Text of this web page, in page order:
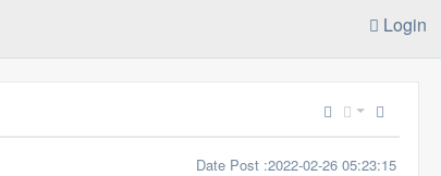
Login
Date Post :2022-02-26 05:23:15